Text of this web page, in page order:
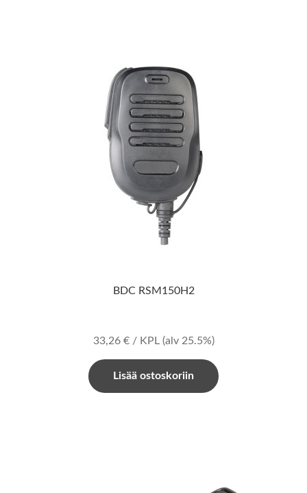
BDC RSM150H2
33,26 €/ KPL (alv 25.5%)
Lisää ostoskoriin